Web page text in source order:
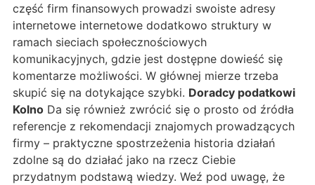
część firm finansowych prowadzi swoiste adresy
internetowe internetowe dodatkowo struktury w
ramach sieciach społecznościowych
komunikacyjnych, gdzie jest dostępne dowieść się
komentarze możliwości. W głównej mierze trzeba
skupić się na dotykające szybki. Doradcy podatkowi
Kolno Da się również zwrócić się o prosto od źródła
referencje z rekomendacji znajomych prowadzących
firmy – praktyczne spostrzeżenia historia działań
zdolne są do działać jako na rzecz Ciebie
przydatnym podstawą wiedzy. Weź pod uwagę, że